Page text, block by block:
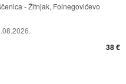
- Žitnjak, Folnegovićevo
38 €